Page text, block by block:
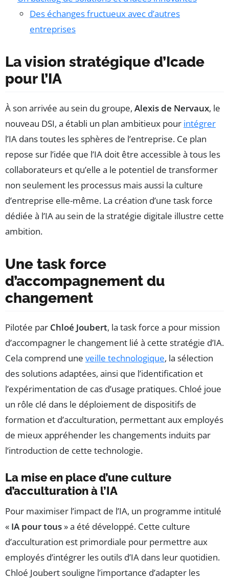
Des échanges fructueux avec d’autres
entreprises
La vision stratégique d’Icade
pour l’IA
À son arrivée au sein du groupe, Alexis de Nervaux, le
nouveau DSI, a établi un plan ambitieux pour intégrer
l’IA dans toutes les sphères de l’entreprise. Ce plan
repose sur l’idée que l’IA doit être accessible à tous les
collaborateurs et qu’elle a le potentiel de transformer
non seulement les processus mais aussi la culture
d’entreprise elle-même. La création d’une task force
dédiée à l’IA au sein de la stratégie digitale illustre cette
ambition.
Une task force
d’accompagnement du
changement
Pilotée par Chloé Joubert, la task force a pour mission
d’accompagner le changement lié à cette stratégie d’IA.
Cela comprend une veille technologique, la sélection
des solutions adaptées, ainsi que l’identification et
l’expérimentation de cas d’usage pratiques. Chloé joue
un rôle clé dans le déploiement de dispositifs de
formation et d’acculturation, permettant aux employés
de mieux appréhender les changements induits par
l’introduction de cette technologie.
La mise en place d’une culture
d’acculturation à l’IA
Pour maximiser l’impact de l’IA, un programme intitulé
« IA pour tous» a été développé. Cette culture
d’acculturation est primordiale pour permettre aux
employés d’intégrer les outils d’IA dans leur quotidien.
Chloé Joubert souligne l’importance d’adapter les